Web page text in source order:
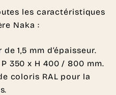
les caractéristiques
Naka :
1,5 mm d’épaisseur.
P 350 x H 400 / 800 mm.
coloris RAL pour la